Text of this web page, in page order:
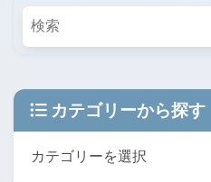
カテゴリーから探す